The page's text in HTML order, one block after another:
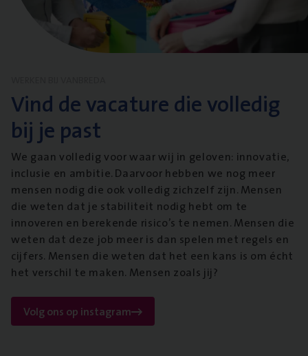
Vind de vacature die volledig
bij je past
We gaan volledig voor waar wij in geloven: innovatie,
inclusie en ambitie. Daarvoor hebben we nog meer
mensen nodig die ook volledig zichzelf zijn. Mensen
die weten dat je stabiliteit nodig hebt om te
innoveren en berekende risico’s te nemen. Mensen die
weten dat deze job meer is dan spelen met regels en
cijfers. Mensen die weten dat het een kans is om écht
het verschil te maken. Mensen zoals jij?
Volg ons op instagram